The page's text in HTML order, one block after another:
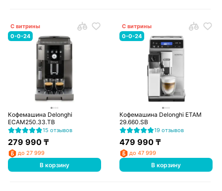
С витрины
0-0-24
Кофемашина Delonghi
ECAM250.33.TB
15 отзывов
279 990₸
до 27 999
В корзину
С витрины
0-0-24
Кофемашина Delonghi ETAM
29.660.SB
19 отзывов
479 990 ₸
до 47 999
В корзину